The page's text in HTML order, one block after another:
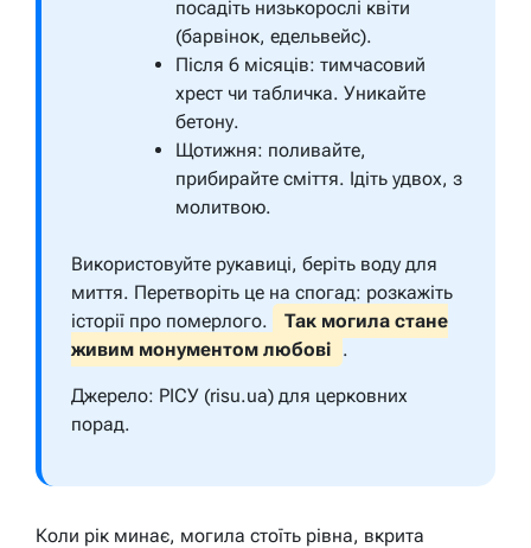
посадіть низькорослі квіти
(барвінок, едельвейс).
Після 6 місяців: тимчасовий
хрест чи табличка. Уникайте
бетону.
Щотижня: поливайте,
прибирайте сміття. Ідіть удвох, з
молитвою.
Використовуйте рукавиці, беріть воду для
миття. Перетворіть це на спогад: розкажіть
історії про померлого.
Так могила стане
живим монументом любові .
Джерело: РІСУ (risu.ua) для церковних
порад.
Коли рік минає, могила стоїть рівна, вкрита